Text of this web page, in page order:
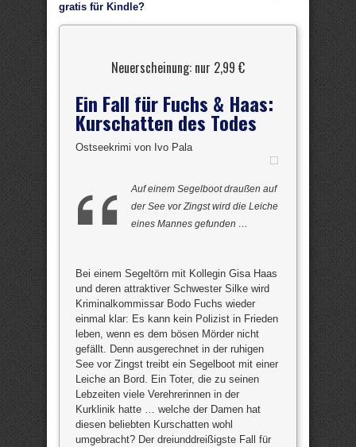
gratis für Kindle?
Neuerscheinung: nur 2,99 €
Ein Fall für Fuchs & Haas:
Kurschatten des Todes
Ostseekrimi von Ivo Pala
Auf einem Segelboot draußen auf
der See vor Zingst wird die Leiche
eines Mannes gefunden …
Bei einem Segeltörn mit Kollegin Gisa Haas
und deren attraktiver Schwester Silke wird
Kriminalkommissar Bodo Fuchs wieder
einmal klar: Es kann kein Polizist in Frieden
leben, wenn es dem bösen Mörder nicht
gefällt. Denn ausgerechnet in der ruhigen
See vor Zingst treibt ein Segelboot mit einer
Leiche an Bord. Ein Toter, die zu seinen
Lebzeiten viele Verehrerinnen in der
Kurklinik hatte … welche der Damen hat
diesen beliebten Kurschatten wohl
umgebracht? Der dreiunddreißigste Fall für